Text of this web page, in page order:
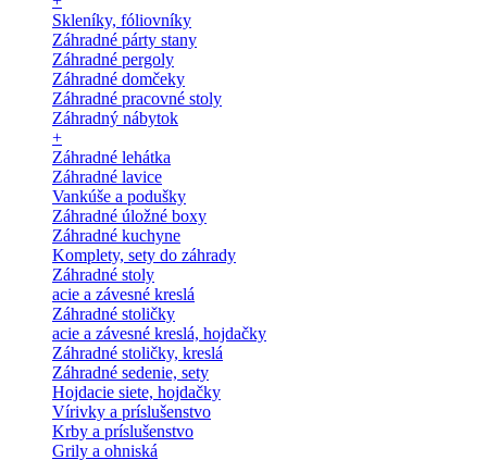
Skleníky, fóliovníky
Záhradné párty stany
Záhradné pergoly
Záhradné domčeky
Záhradné pracovné stoly
Záhradný nábytok
+
Záhradné lehátka
Záhradné lavice
Vankúše a podušky
Záhradné úložné boxy
Záhradné kuchyne
Komplety, sety do záhrady
Záhradné stoly
acie a závesné kreslá
Záhradné stoličky
acie a závesné kreslá, hojdačky
Záhradné stoličky, kreslá
Záhradné sedenie, sety
Hojdacie siete, hojdačky
Vírivky a príslušenstvo
Krby a príslušenstvo
Grily a ohniská